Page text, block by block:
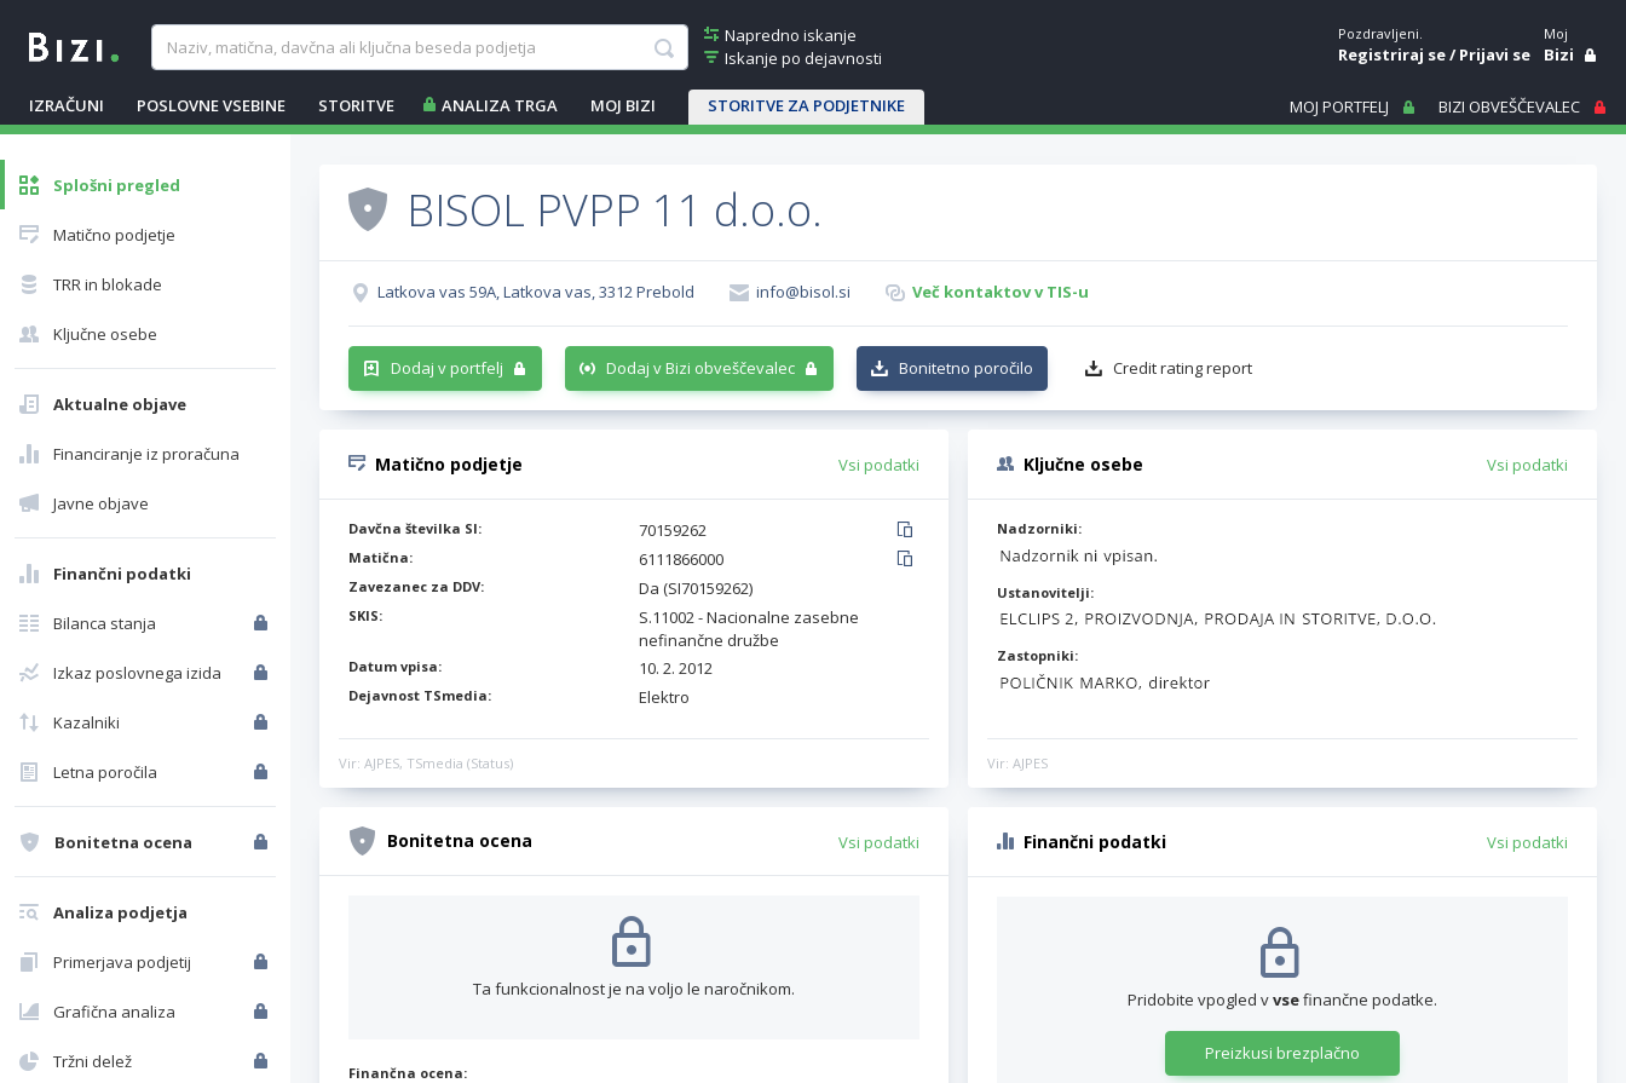
Napredno iskanje
Iskanje po dejavnosti
IZRAČUNI POSLOVNE VSEBINE STORITVE ANALIZA TRGA MOJ BIZI STORITVE ZA PODJETNIKE
Pozdravljeni.
Registriraj se/Prijavi se
Moj
Bizi
MOJ PORTFELJ BIZI OBVEŠČEVALEC
Splošni pregled
Matično podjetje
TRR in blokade
Ključne osebe
Aktualne objave
Financiranje iz proračuna
Javne objave
Finančni podatki
Bilanca stanja
Izkaz poslovnega izida
Kazalniki
Letna poročila
Bonitetna ocena
Analiza podjetja
Primerjava podjetij
Grafična analiza
Tržni delež
BISOL PVPP 11 d.o.o.
Latkova vas 59A, Latkova vas, 3312 Prebold info@bisol.si Več kontaktov v TIS-u
Dodaj v portfelj Dodaj v Bizi obveščevalec Bonitetno poročilo Credit rating report
Matično podjetje Vsi podatki
Davčna številka SI: 70159262
Matična: 6111866000
Zavezanec za DDV: Da (SI70159262)
SKIS:
S.11002 - Nacionalne zasebne
nefinančne družbe
Datum vpisa: 10. 2. 2012
Dejavnost TSmedia: Elektro
Vir: AJPES, TSmedia (Status)
Ključne osebe Vsi podatki
Nadzorniki:
Ustanovitelji:
Zastopniki:
Vir: AJPES
Bonitetna ocena Vsi podatki
Ta funkcionalnost je na voljo le naročnikom.
Finančna ocena:
Finančni podatki Vsi podatki
Pridobite vpogled vvsefinančne podatke.
Preizkusi brezplačno